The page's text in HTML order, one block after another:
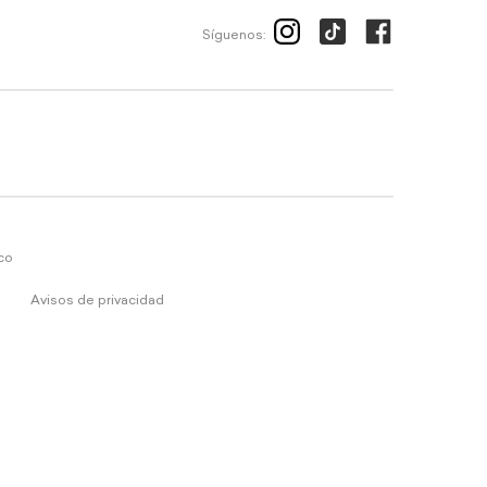
Síguenos:
Avisos de privacidad